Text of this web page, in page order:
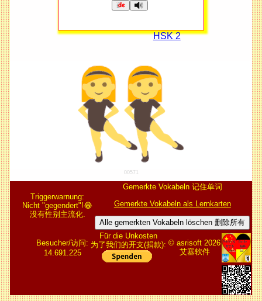
HSK 2
00571
Triggerwarnung:
Nicht "gegendert"!😂
没有性别主流化.
Gemerkte Vokabeln 记住单词
Gemerkte Vokabeln als Lernkarten
Alle gemerkten Vokabeln löschen 删除所有
Besucher/访问:
14.691.225
Für die Unkosten
为了我们的开支(捐款): © asrisoft 2026
艾塞软件